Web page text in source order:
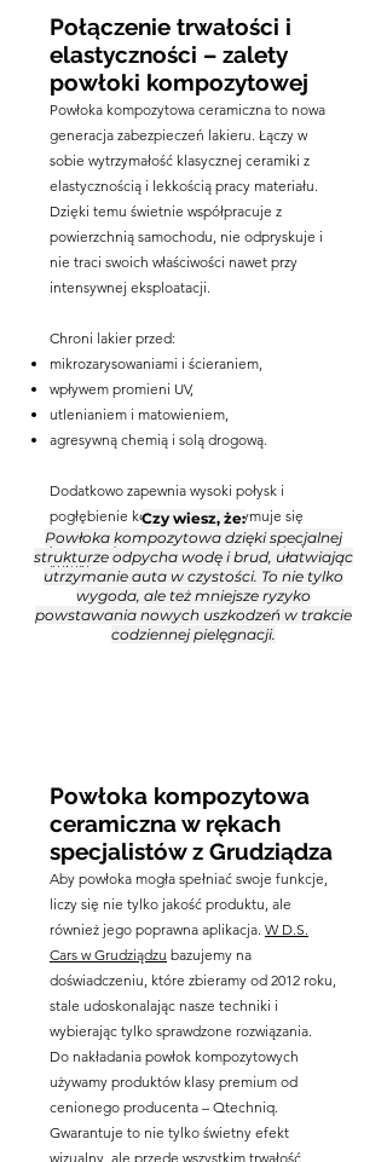
Połączenie trwałości i
elastyczności – zalety
powłoki kompozytowej
Powłoka kompozytowa ceramiczna to nowa
generacja zabezpieczeń lakieru. Łączy w
sobie wytrzymałość klasycznej ceramiki z
elastycznością i lekkością pracy materiału.
Dzięki temu świetnie współpracuje z
powierzchnią samochodu, nie odpryskuje i
nie traci swoich właściwości nawet przy
intensywnej eksploatacji.
Chroni lakier przed:
mikrozarysowaniami i ścieraniem,
wpływem promieni UV,
utlenianiem i matowieniem,
agresywną chemią i solą drogową.
Dodatkowo zapewnia wysoki połysk i
pogłębienie koloru, które utrzymuje się
przez długi czas bez konieczności częstych
korekt.
Powłoka kompozytowa
ceramiczna w rękach
specjalistów z Grudziądza
Aby powłoka mogła spełniać swoje funkcje,
liczy się nie tylko jakość produktu, ale
również jego poprawna aplikacja. W D.S.
Cars w Grudziądzu bazujemy na
doświadczeniu, które zbieramy od 2012 roku,
stale udoskonalając nasze techniki i
wybierając tylko sprawdzone rozwiązania.
Do nakładania powłok kompozytowych
używamy produktów klasy premium od
cenionego producenta – Qtechniq.
Gwarantuje to nie tylko świetny efekt
wizualny, ale przede wszystkim trwałość
Czy wiesz, że:
Powłoka kompozytowa dzięki specjalnej
strukturze odpycha wodę i brud, ułatwiając
utrzymanie auta w czystości. To nie tylko
wygoda, ale też mniejsze ryzyko
powstawania nowych uszkodzeń w trakcie
codziennej pielęgnacji.